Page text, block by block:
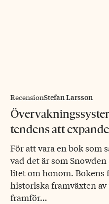
RecensionStefan Larsson
tendens att
För att vara en bok som
vad det är som
litet om honom. Bokens
historiska framväxten
framför…